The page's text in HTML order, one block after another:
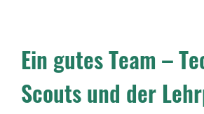
Ein gutes Team –
Scouts und der